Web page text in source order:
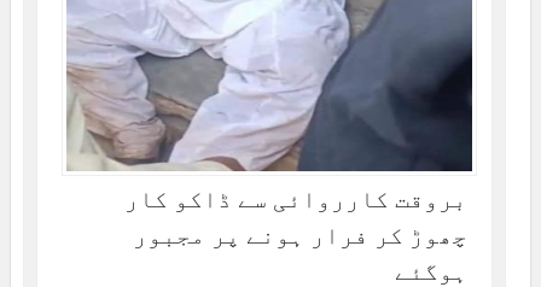
بروقت کارروائی سے ڈاکو کار
چھوڑ کر فرار ہونے پر مجبور
ہوگئے